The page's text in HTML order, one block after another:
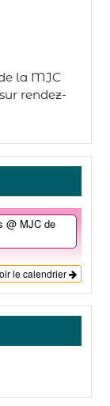
la MJC
rendez-
@ MJC de
le calendrier